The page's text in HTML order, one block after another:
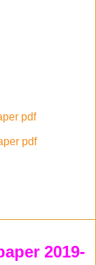
pdf
pdf
2019-